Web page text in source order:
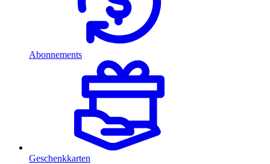
Abonnements
Geschenkkarten